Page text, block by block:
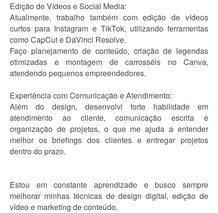
Edição de Vídeos e Social Media:
Atualmente, trabalho também com edição de vídeos
curtos para Instagram e TikTok, utilizando ferramentas
como CapCut e DaVinci Resolve.
Faço planejamento de conteúdo, criação de legendas
otimizadas e montagem de carrosséis no Canva,
atendendo pequenos empreendedores.
Experiência com Comunicação e Atendimento:
Além do design, desenvolvi forte habilidade em
atendimento ao cliente, comunicação escrita e
organização de projetos, o que me ajuda a entender
melhor os briefings dos clientes e entregar projetos
dentro do prazo.
Estou em constante aprendizado e busco sempre
melhorar minhas técnicas de design digital, edição de
vídeo e marketing de conteúdo.